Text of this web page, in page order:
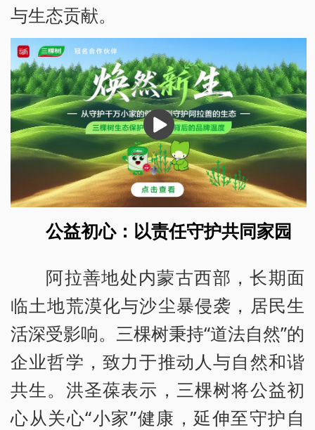
与生态贡献。
播
放
公益初心：以责任守护共同家园
阿拉善地处内蒙古西部，长期面
临土地荒漠化与沙尘暴侵袭，居民生
活深受影响。三棵树秉持“道法自然”的
企业哲学，致力于推动人与自然和谐
共生。洪圣葆表示，三棵树将公益初
心从关心“小家”健康，延伸至守护自